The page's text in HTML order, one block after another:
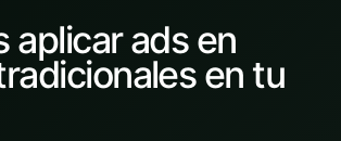
aplicar ads en
en tu